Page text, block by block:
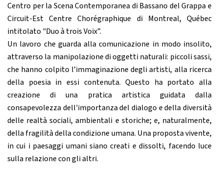
Centro per la Scena Contemporanea di Bassano del Grappa e
Circuit-Est Centre Chorégraphique di Montreal, Québec
intitolato "Duo à trois Voix”.
Un lavoro che guarda alla comunicazione in modo insolito,
attraverso la manipolazione di oggetti naturali: piccoli sassi,
che hanno colpito l’immaginazione degli artisti, alla ricerca
della poesia in essi contenuta. Questo ha portato alla
creazione di una pratica artistica guidata dalla
consapevolezza dell'importanza del dialogo e della diversità
delle realtà sociali, ambientali e storiche; e, naturalmente,
della fragilità della condizione umana. Una proposta vivente,
in cui i paesaggi umani siano creati e dissolti, facendo luce
sulla relazione con gli altri.